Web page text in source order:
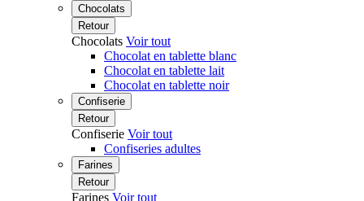
Chocolats
Retour
Chocolats Voir tout
Chocolat en tablette blanc
Chocolat en tablette lait
Chocolat en tablette noir
Confiserie
Retour
Confiserie Voir tout
Confiseries adultes
Farines
Retour
Farines Voir tout